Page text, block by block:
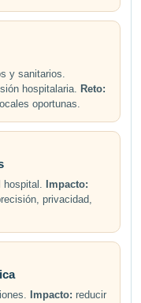
y sanitarios.
hospitalaria. Reto:
oportunas.
hospital.
Impacto:
privacidad,
Impacto: reducir